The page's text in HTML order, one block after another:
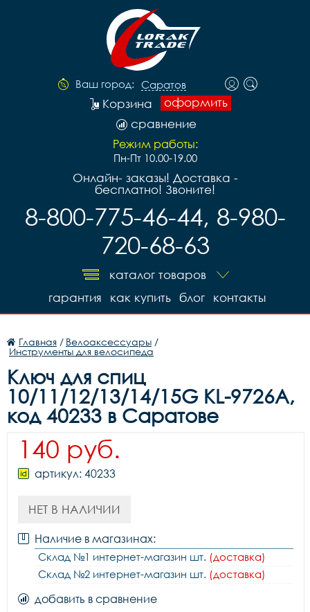
Ваш город: Саратов
оформить
Корзина
сравнение
Режим работы:
Пн-Пт 10.00-19.00
Онлайн- заказы! Доставка -
бесплатно! Звоните!
8-800-775-46-44, 8-980-
720-68-63
каталог товаров
контакты
блог
как купить
гарантия
Главная / Велоаксессуары /
Инструменты для велосипеда
Ключ для спиц
10/11/12/13/14/15G KL-9726A,
код 40233 в Саратове
140 руб.
артикул: 40233
НЕТ В НАЛИЧИИ
Наличие в магазинах:
Склад №1 интернет-магазин шт. (доставка)
Склад №2 интернет-магазин шт. (доставка)
добавить в сравнение